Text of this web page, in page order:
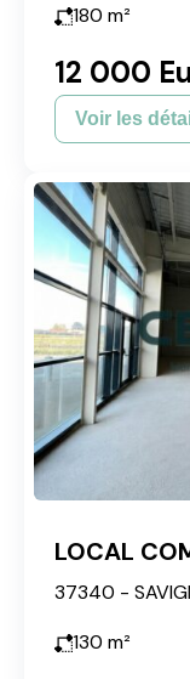
180 m²
12 000
Voir les
LOCAL
37340 -
130 m²